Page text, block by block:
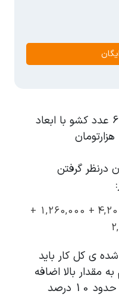
قیمت محاسبه شده برای 6 عدد کشو با ابعاد
مشخص هم 2,100,000 هزارتومان
درنظر گرفتن
(تومان) 7,560,000 = 4,200,000 + 1,260,000 +
ی کل کار باید
مقدار بالا اضافه
کنیم. هزینه حمل و نصب حدود 10 درصد